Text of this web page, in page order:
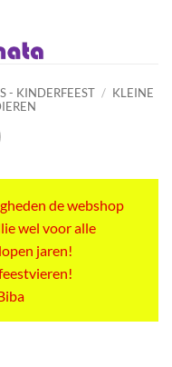
- KINDERFEEST / KLEINE
de webshop
wel voor alle
jaren!